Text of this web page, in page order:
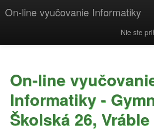
On-line vyučovanie Informatiky
Nie ste
On-line
Informatiky -
Školská 26, Vráble